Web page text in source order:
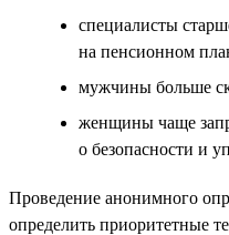
специалисты
на пенсионном
мужчины больше
женщины чаще
о безопасности и
Проведение анонимного
определить приоритетные